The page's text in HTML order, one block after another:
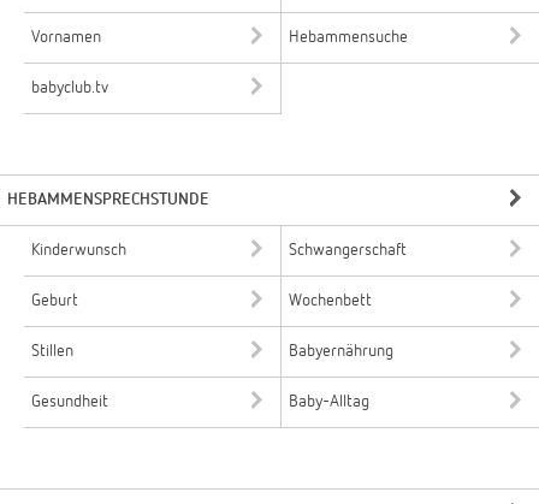
Vornamen Hebammensuche
babyclub.tv
HEBAMMENSPRECHSTUNDE
Kinderwunsch Schwangerschaft
Geburt Wochenbett
Stillen Babyernährung
Gesundheit Baby-Alltag